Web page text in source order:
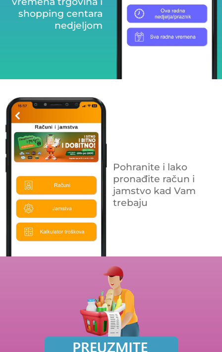
shopping centara
nedjeljom
Pohranite i lako
pronađite račun i
jamstvo kad Vam
trebaju